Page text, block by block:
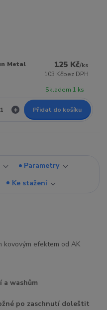
Metal
125 Kč/ks
103 Kčbez DPH
Skladem 1 ks
Přidat do košíku
Parametry
Ke stažení
kovovým efektem od AK
washům
po zaschnutí doleštit